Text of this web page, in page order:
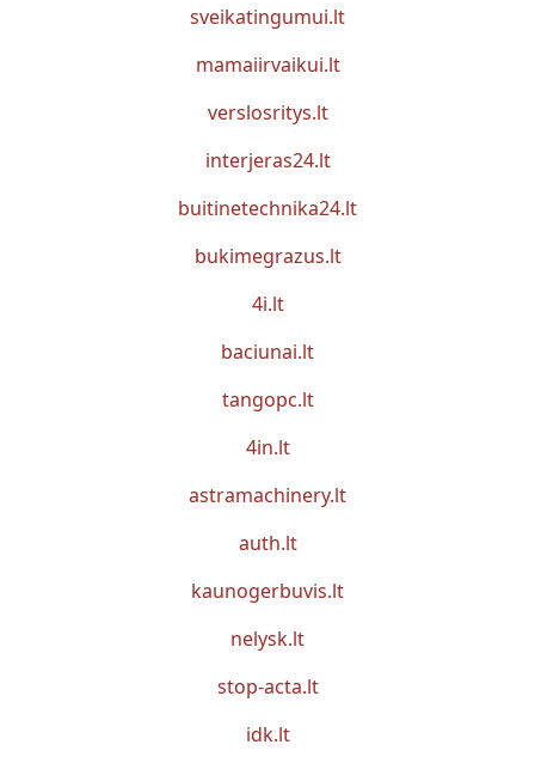
sveikatingumui.lt
mamaiirvaikui.lt
verslosritys.lt
interjeras24.lt
buitinetechnika24.lt
bukimegrazus.lt
4i.lt
baciunai.lt
tangopc.lt
4in.lt
astramachinery.lt
auth.lt
kaunogerbuvis.lt
nelysk.lt
stop-acta.lt
idk.lt